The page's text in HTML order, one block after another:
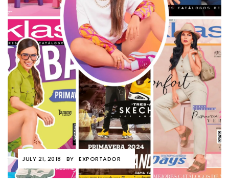
JULY 21, 2018 BY EXPORTADOR